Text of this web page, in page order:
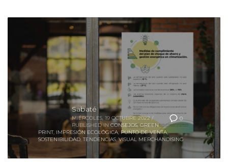
Sabaté
MIÉRCOLES, 19 OCTUBRE 2022
PUBLISHED IN CONSEJOS,GREEN
IMPRESIÓN ECOLÓGICA,PUNTO DE VENTA,
SOSTENIBILIDAD,TENDENCIAS,VISUAL MERCHANDISING